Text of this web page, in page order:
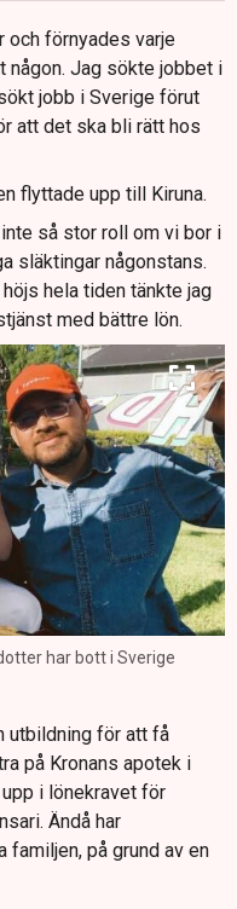
och förnyades varje
någon. Jag sökte jobbet i
jobb i Sverige förut
att det ska bli rätt hos
flyttade upp till Kiruna.
så stor roll om vi bor i
släktingar någonstans.
hela tiden tänkte jag
med bättre lön.
har bott i Sverige
utbildning för att få
på Kronans apotek i
upp i lönekravet för
Ändå har
på grund av en